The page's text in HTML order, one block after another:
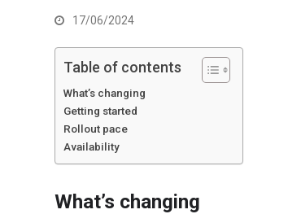
17/06/2024
Table of contents
What’s changing
Getting started
Rollout pace
Availability
What’s changing